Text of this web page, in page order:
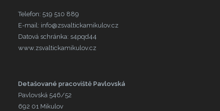
Telefon: 519 510 889
E-mail: info@zsvaltickamikulov.cz
Datová schránka: s4pqd44
www.zsvaltickamikulov.cz
Detašované pracoviště Pavlovská
Pavlovská 546/52
692 01 Mikulov